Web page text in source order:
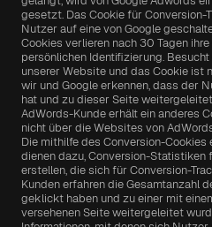
gesetzt. Das Cookie für Conversion-
Nutzer auf eine von Google
Cookies verlieren nach 30 Tagen
persönlichen Identifizierung.
unserer Website und das Cookie ist
wir und Google erkennen, dass der
hat und zu dieser Seite
AdWords-Kunde erhält ein anderes
nicht über die Websites von
Die mithilfe des Conversion-Cookies
dienen dazu, Conversion-Statistiken
erstellen, die sich für Conversion-
Kunden erfahren die Gesamtanzahl
geklickt haben und zu einer mit
versehenen Seite weitergeleitet